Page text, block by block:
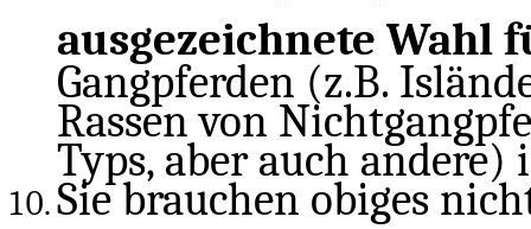
ausgezeichnete Wahl
Gangpferden (z.B.
Rassen von
Typs, aber auch andere)
Sie brauchen obiges